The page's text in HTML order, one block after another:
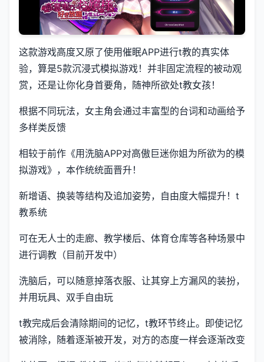
这款游戏高度又原了使用催眠APP进行t教的真实体
验，算是5款沉浸式模拟游戏！并非固定流程的被动观
赏，还是让你化身首要角，随神所欲处t教女孩！
根据不同玩法，女主角会通过丰富型的台词和动画给予
多样类反馈
相较于前作《用洗脑APP对高傲巨迷你姐为所欲为的模
拟游戏》，本作统统面晋升！
新增语、换装等结构及追加姿势，自由度大幅提升！t
教系统
可在无人士的走廊、教学楼后、体育仓库等各种场景中
进行调教（目前开发中）
洗脑后，可以随意掉落衣服、让其穿上方漏风的装扮，
并用玩具、双手自由玩
t教完成后会清除期间的记忆，t教环节终止。即使记忆
被消除，随着逐渐被开发，对方的态度一样会逐渐改变